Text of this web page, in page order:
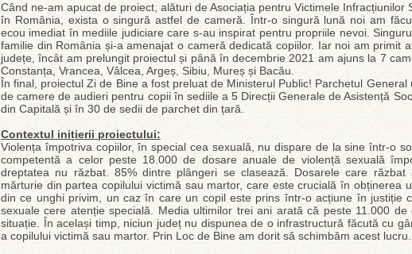
Când ne-am apucat de proiect, alături de Asociația pentru Victimele Infracțiunilor
în România, exista o singură astfel de cameră. Într-o singură lună noi am
ecou imediat în mediile judiciare care s-au inspirat pentru propriile nevoi.
familie din România și-a amenajat o cameră dedicată copiilor. Iar noi am primit
județe, încât am prelungit proiectul și până în decembrie 2021 am ajuns la 7
Constanța, Vrancea, Vâlcea, Argeș, Sibiu, Mureș și Bacău.
În final, proiectul Zi de Bine a fost preluat de Ministerul Public! Parchetul
de camere de audieri pentru copii în sediile a 5 Direcții Generale de Asistență
din Capitală și în 30 de sedii de parchet din țară.
Contextul inițierii proiectului:
Violența împotriva copiilor, în special cea sexuală, nu dispare de la sine într-o
competentă a celor peste 18.000 de dosare anuale de violență sexuală
dreptatea nu răzbat. 85% dintre plângeri se clasează. Dosarele care
mărturie din partea copilului victimă sau martor, care este crucială în obținerea
din ce unghi privim, un caz în care un copil este prins într-o acțiune în justiție
sexuale cere atenție specială. Media ultimilor trei ani arată că peste 11.000
situație. În același timp, niciun județ nu dispunea de o infrastructură făcută cu
a copilului victimă sau martor. Prin Loc de Bine am dorit să schimbăm acest lucru.